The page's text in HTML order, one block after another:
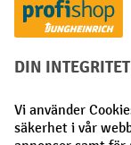
Faktura
Sociala